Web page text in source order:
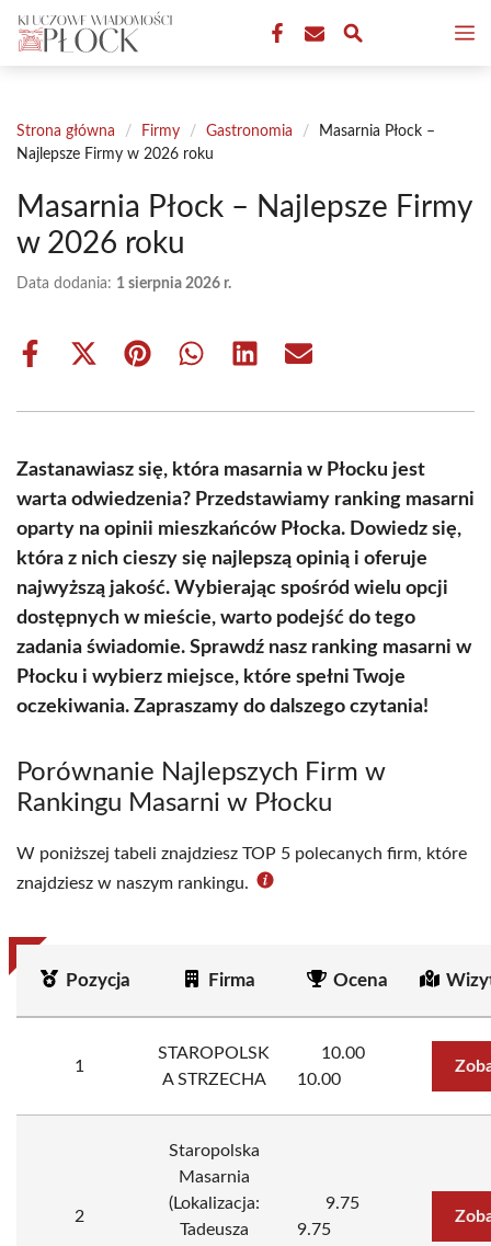
Przejdź
treści
Strona główna / Firmy / Gastronomia /
Masarnia Płock –
Najlepsze Firmy w 2026 roku
Masarnia Płock – Najlepsze Firmy
w 2026 roku
Data dodania: 1 sierpnia 2026 r.
Share
Share
(Twitter)
Share Share Share Share
Zastanawiasz się, która masarnia w Płocku jest
warta odwiedzenia? Przedstawiamy ranking masarni
oparty na opinii mieszkańców Płocka. Dowiedz się,
która z nich cieszy się najlepszą opinią i oferuje
najwyższą jakość. Wybierając spośród wielu opcji
dostępnych w mieście, warto podejść do tego
zadania świadomie. Sprawdź nasz ranking masarni w
Płocku i wybierz miejsce, które spełni Twoje
oczekiwania. Zapraszamy do dalszego czytania!
Porównanie Najlepszych Firm w
Rankingu Masarni w Płocku
W poniższej tabeli znajdziesz TOP 5 polecanych firm, które
znajdziesz w naszym rankingu.
Pozycja Firma Ocena
1
STAROPOLSK
A STRZECHA
10.00
10.00
2
Staropolska
Masarnia
(Lokalizacja:
Tadeusza
9.75
9.75